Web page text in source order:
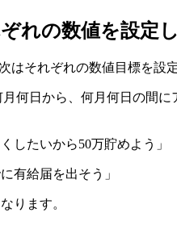
れの数値を設定
それぞれの数値目標を設
何日から、何月何日の間
したいから50万貯めよう」
有給届を出そう」
ります。